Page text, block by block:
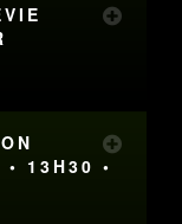
13H30 •